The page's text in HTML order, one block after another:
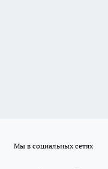
Мы в социальных сетях